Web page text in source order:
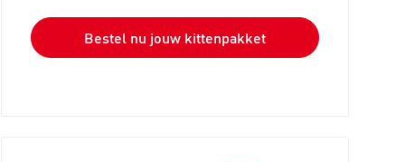
Bestel nu jouw kittenpakket